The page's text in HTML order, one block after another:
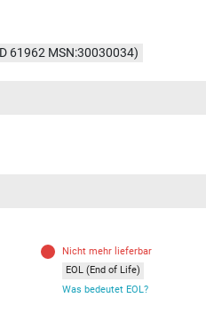
61962 MSN:30030034)
Nicht mehr lieferbar
EOL (End of Life)
Was bedeutet EOL?